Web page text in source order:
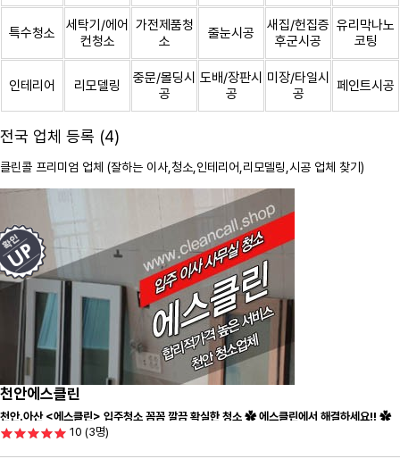
특수청소
세탁기/에어
컨청소
가전제품청
소
줄눈시공
새집/헌집증
후군시공
유리막나노
코팅
인테리어 리모델링
중문/몰딩시
공
도배/장판시
공
미장/타일시
공
페인트시공
전국 업체 등록 (4)
클린콜 프리미엄 업체 (잘하는 이사, 청소 ,인테리어,리모델링,시공 업체 찾기)
천안에스클린
천안.아산 <에스클린> 입주청소 꼼꼼 깔끔 확실한 청소 ✿ 에스클린에서 해결하세요!! ✿
10 (3명)